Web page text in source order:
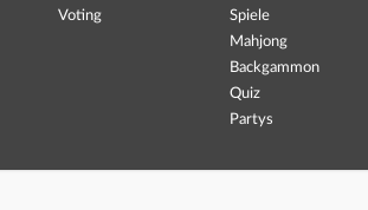
Voting
Spiele
Mahjong
Backgammon
Quiz
Partys